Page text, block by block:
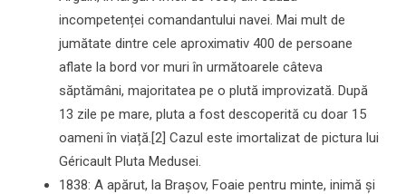
incompetenței comandantului navei. Mai mult de
jumătate dintre cele aproximativ 400 de persoane
aflate la bord vor muri în următoarele câteva
săptămâni, majoritatea pe o plută improvizată. După
13 zile pe mare, pluta a fost descoperită cu doar 15
oameni în viață.[2] Cazul este imortalizat de pictura lui
Géricault Pluta Medusei.
1838: A apărut, la Brașov, Foaie pentru minte, inimă și